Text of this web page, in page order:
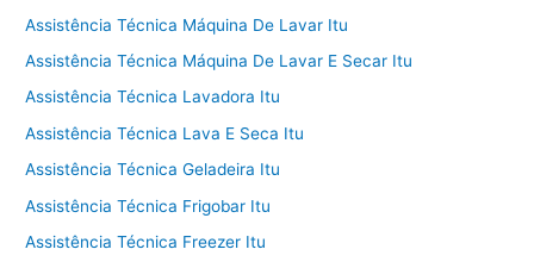
Assistência Técnica Máquina De Lavar Itu
Assistência Técnica Máquina De Lavar E Secar Itu
Assistência Técnica Lavadora Itu
Assistência Técnica Lava E Seca Itu
Assistência Técnica Geladeira Itu
Assistência Técnica Frigobar Itu
Assistência Técnica Freezer Itu